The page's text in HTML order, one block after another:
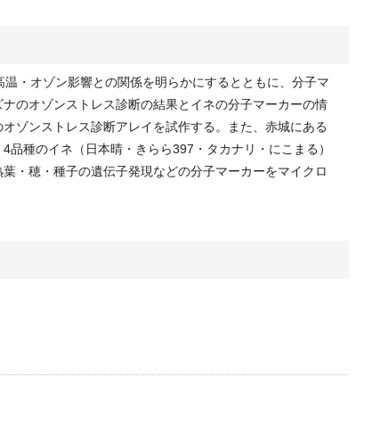
・オゾン影響との関係を明らかにするとともに、分子マ
のオゾンストレス診断の結果とイネの分子マーカーの情
ゾンストレス診断アレイを試作する。また、赤城にある
種のイネ（日本晴・きらら397・タカナリ・にこまる）
・穂・種子の遺伝子発現などの分子マーカーをマイクロ